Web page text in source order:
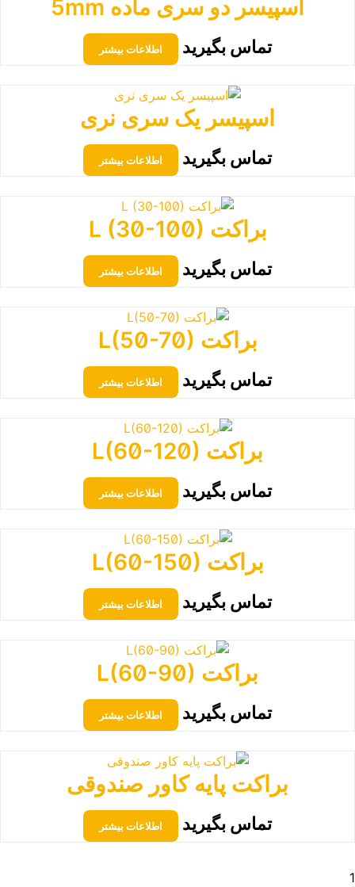
اسپیسر دو سری ماده 5mm
تماس بگیرید اطلاعات بیشتر
اسپیسر یک سری نری
تماس بگیرید اطلاعات بیشتر
براکت L (30-100)
تماس بگیرید اطلاعات بیشتر
براکت L(50-70)
تماس بگیرید اطلاعات بیشتر
براکت L(60-120)
تماس بگیرید اطلاعات بیشتر
براکت L(60-150)
تماس بگیرید اطلاعات بیشتر
براکت L(60-90)
تماس بگیرید اطلاعات بیشتر
براکت پایه کاور صندوقی
تماس بگیرید اطلاعات بیشتر
1